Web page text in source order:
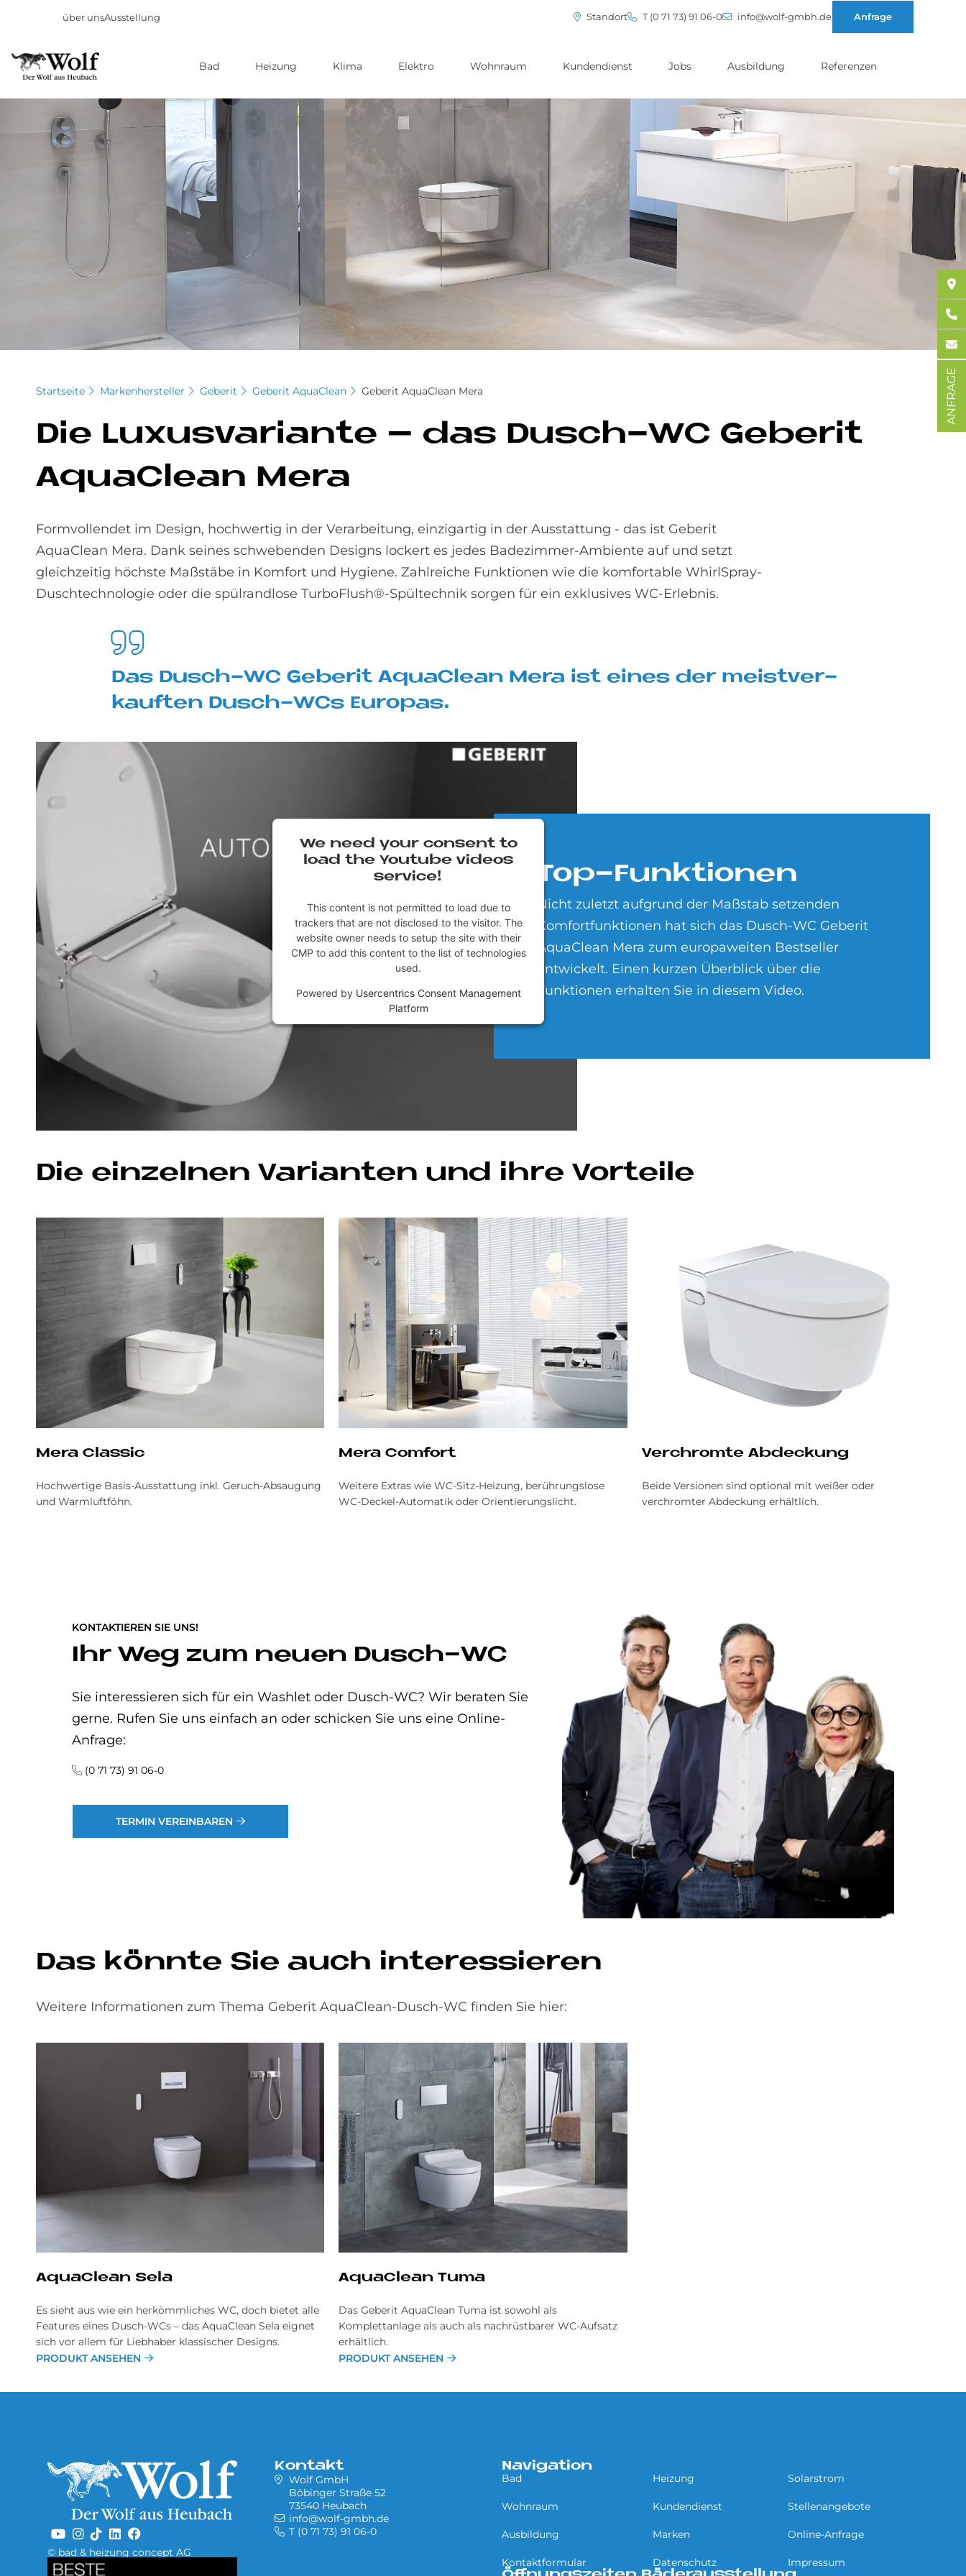
über unsAusstellung Standort T (0 71 73) 91 06-0 info@wolf-gmbh.de Anfrage
Bad Heizung Klima Elektro Wohnraum Kundendienst Jobs Ausbildung Referenzen
Startseite Markenhersteller Geberit Geberit AquaClean Geberit AquaClean Mera
Die Lu­xus­va­ri­an­te – das Dusch-WC Ge­be­rit
AquaClean Mera
Formvollendet im Design, hochwertig in der Verarbeitung, einzigartig in der Ausstattung - das ist Geberit
AquaClean Mera. Dank seines schwebenden Designs lockert es jedes Badezimmer-Ambiente auf und setzt
gleichzeitig höchste Maßstäbe in Komfort und Hygiene. Zahlreiche Funktionen wie die komfortable WhirlSpray-
Duschtechnologie oder die spülrandlose TurboFlush®-Spültechnik sorgen für ein exklusives WC-Erlebnis.
Das Dusch-WC Ge­be­rit AquaClean Mera ist eines der meist­ver­
kauf­ten Dusch-WCs Eu­ro­pas.
We need your con­sent to
load the You­tube vi­de­os
ser­vice!
This content is not permitted to load due to
trackers that are not disclosed to the visitor. The
website owner needs to setup the site with their
CMP to add this content to the list of technologies
used.
Powered by Usercentrics Consent Management
Platform
Top-Funk­tio­nen
Nicht zuletzt aufgrund der Maßstab setzenden
Komfortfunktionen hat sich das Dusch-WC Geberit
AquaClean Mera zum europaweiten Bestseller
entwickelt. Einen kurzen Überblick über die
Funktionen erhalten Sie in diesem Video.
Die ein­zel­nen Va­ri­an­ten und ihre Vor­teile
Mera Clas­sic
Hochwertige Basis-Ausstattung inkl. Geruch-Absaugung
und Warmluftföhn.
Mera Com­fort
Weitere Extras wie WC-Sitz-Heizung, berührungslose
WC-Deckel-Automatik oder Orientierungslicht.
Ver­chrom­te Ab­deckung
Beide Versionen sind optional mit weißer oder
verchromter Abdeckung erhältlich.
KONTAKTIEREN SIE UNS!
Ihr Weg zum neuen Dusch-WC
Sie interessieren sich für ein Washlet oder Dusch-WC? Wir beraten Sie
gerne. Rufen Sie uns einfach an oder schicken Sie uns eine Online-
Anfrage:
(0 71 73) 91 06-0
TERMIN VEREINBAREN
Das könnte Sie auch interessieren
Weitere Informationen zum Thema Geberit AquaClean-Dusch-WC finden Sie hier:
AquaClean Sela
Es sieht aus wie ein herkömmliches WC, doch bietet alle
Features eines Dusch-WCs – das AquaClean Sela eignet
sich vor allem für Liebhaber klassischer Designs.
PRODUKT ANSEHEN
AquaClean Tuma
Das Geberit AquaClean Tuma ist sowohl als
Komplettanlage als auch als nachrüstbarer WC-Aufsatz
erhältlich.
PRODUKT ANSEHEN
© bad & heizung concept AG
Bild
Kontakt
Wolf GmbH
Böbinger Straße 52
73540 Heubach
info@wolf-gmbh.de
T (0 71 73) 91 06-0
Navigation
Bad Heizung Solarstrom
Wohnraum Kundendienst Stellenangebote
Ausbildung Marken Online-Anfrage
Kontaktformular Datenschutz Impressum
ANFRAGE